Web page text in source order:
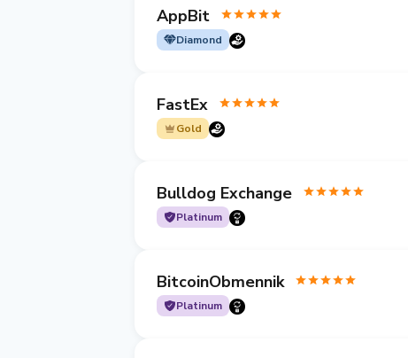
AppBit
Diamond
FastEx
Gold
Bulldog Exchange
Platinum
BitcoinObmennik
Platinum